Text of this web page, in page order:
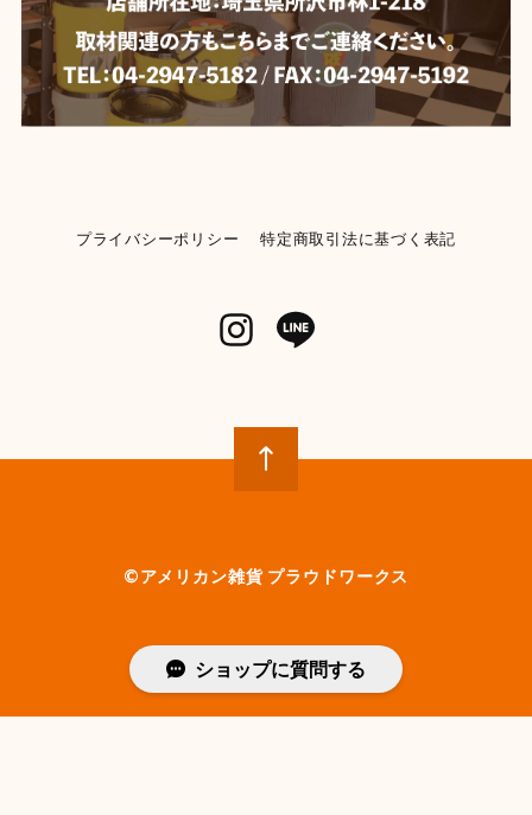
プライバシーポリシー 特定商取引法に基づく表記
©︎アメリカン雑貨 プラウドワークス
ショップに質問する